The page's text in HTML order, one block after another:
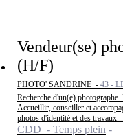
Vendeur(se)
(H/F)
PHOTO' SANDRINE - 43 -
Recherche d'un(e)
Accueillir, conseiller et
photos d'identité et des travaux...
CDD - Temps plein